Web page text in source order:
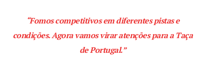
“Fomos competitivos em diferentes pistas e
condições. Agora vamos virar atenções para a Taça
de Portugal.”